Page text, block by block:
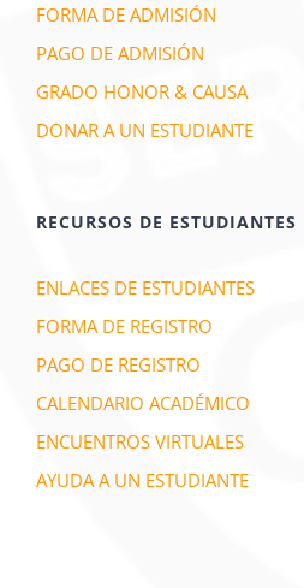
FORMA DE ADMISIÓN
PAGO DE ADMISIÓN
GRADO HONOR & CAUSA
DONAR A UN ESTUDIANTE
RECURSOS DE ESTUDIANTES
ENLACES DE ESTUDIANTES
FORMA DE REGISTRO
PAGO DE REGISTRO
CALENDARIO ACADÉMICO
ENCUENTROS VIRTUALES
AYUDA A UN ESTUDIANTE